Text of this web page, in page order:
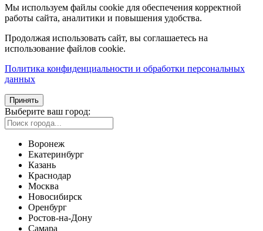
Мы используем файлы cookie для обеспечения корректной
работы сайта, аналитики и повышения удобства.
Продолжая использовать сайт, вы соглашаетесь на
использование файлов cookie.
Политика конфиденциальности и обработки персональных
данных
Принять
Выберите ваш город:
Воронеж
Екатеринбург
Казань
Краснодар
Москва
Новосибирск
Оренбург
Ростов-на-Дону
Самара